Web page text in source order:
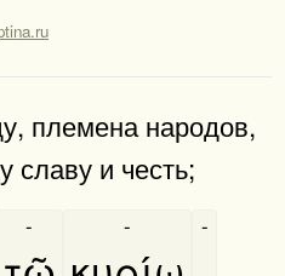
племена народов,
славу и честь;
- - -